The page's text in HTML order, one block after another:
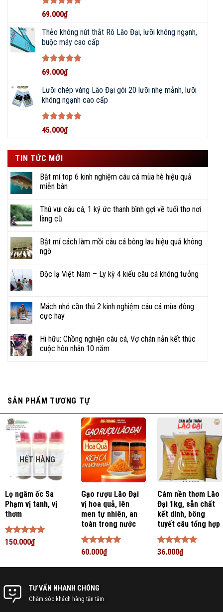
Được xếp
55
sao
69.000₫
Thẻo không nút thắt Rô Lão Đại, lưỡi không ngạnh,
buộc máy cao cấp
Được xếp
55
sao
69.000₫
Lưỡi chép vàng Lão Đại gói 20 lưỡi nhẹ mảnh, lưỡi
không ngạnh cao cấp
Được xếp
55
45.000₫
TIN TỨC MỚI
Bật mí top 6 kinh nghiệm câu cá mùa hè hiệu quả
miễn bàn
Thú vui câu cá, 1 ký ức thanh bình gợi về tuổi thơ nơi
làng cũ
Bật mí cách làm mồi câu cá bông lau hiệu quả không
ngờ
Độc lạ Việt Nam – Ly kỳ 4 kiểu câu cá không tưởng
Mách nhỏ cần thủ 2 kinh nghiệm câu cá mùa đông
cực hay
Hi hữu: Chồng nghiện câu cá, Vợ chán nản kết thúc
cuộc hôn nhân 10 năm
SẢN PHẨM TƯƠNG TỰ
HẾT HÀNG
Lọ ngâm ốc Sa
Phạm vị tanh, vị
thơm
Được xếp
150.000₫
Gạo rượu Lão Đại
vị hoa quả, lên
men tự nhiên, an
toàn trong nước
Được xếp
sao
60.000₫
Cám nền thơm Lão
Đại 1kg, sẵn chất
kết dính, bông
tuyết câu tổng hợp
Được xếp
sao
36.000₫
TƯ VẤN NHANH CHÓNG
Chăm sóc khách hàng tận tâm